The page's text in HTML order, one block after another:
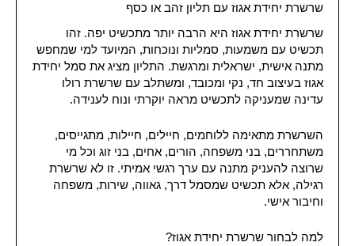
שרשרת יחידת אגוז עם תליון זהב או כסף
שרשרת יחידת אגוז היא הרבה יותר מתכשיט יפה. זהו
תכשיט עם משמעות, סמליות ונוכחות, המיועד למי שמחפש
מתנה אישית, ישראלית ומרגשת. התליון מציג את סמל יחידת
אגוז בעיצוב חד, נקי ומכובד, ומשתלב עם שרשרת רולו
עדינה שמעניקה לתכשיט מראה יוקרתי ונוח לענידה.
השרשרת מתאימה ללוחמים, חיילים, חיילות, מתגייסים,
משתחררים, בני משפחה, הורים, אחים, בני זוג וכל מי
שרוצה להעניק מתנה עם ערך רגשי אמיתי. זו לא שרשרת
רגילה, אלא תכשיט שמסמל דרך, גאווה, שירות, משפחה
וחיבור אישי.
למה לבחור שרשרת יחידת אגוז?